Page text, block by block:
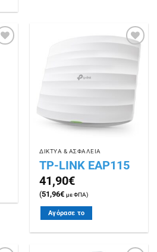
στην
ΔΙΚΤΥΑ & ΑΣΦΑΛΕΙΑ
TP-LINK EAP115
41,90€
(51,96€ με ΦΠΑ)
Αγόρασε το